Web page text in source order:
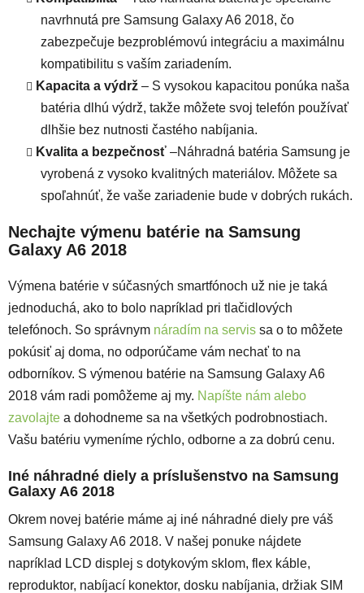
navrhnutá pre Samsung Galaxy A6 2018, čo
zabezpečuje bezproblémovú integráciu a maximálnu
kompatibilitu s vaším zariadením.
Kapacita a výdrž – S vysokou kapacitou ponúka naša
batéria dlhú výdrž, takže môžete svoj telefón používať
dlhšie bez nutnosti častého nabíjania.
Kvalita a bezpečnosť –Náhradná batéria Samsung je
vyrobená z vysoko kvalitných materiálov. Môžete sa
spoľahnúť, že vaše zariadenie bude v dobrých rukách.
Nechajte výmenu batérie na Samsung
Galaxy A6 2018
Výmena batérie v súčasných smartfónoch už nie je taká
jednoduchá, ako to bolo napríklad pri tlačidlových
telefónoch. So správnym náradím na servis sa o to môžete
pokúsiť aj doma, no odporúčame vám nechať to na
odborníkov. S výmenou batérie na Samsung Galaxy A6
2018 vám radi pomôžeme aj my. Napíšte nám alebo
zavolajte a dohodneme sa na všetkých podrobnostiach.
Vašu batériu vymeníme rýchlo, odborne a za dobrú cenu.
Iné náhradné diely a príslušenstvo na Samsung
Galaxy A6 2018
Okrem novej batérie máme aj iné náhradné diely pre váš
Samsung Galaxy A6 2018. V našej ponuke nájdete
napríklad LCD displej s dotykovým sklom, flex káble,
reproduktor, nabíjací konektor, dosku nabíjania, držiak SIM